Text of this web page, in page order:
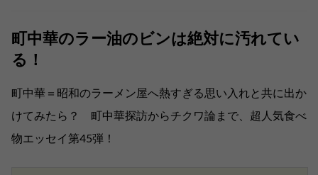
町中華のラー油のビンは絶対に汚れてい
る！
町中華＝昭和のラーメン屋へ熱すぎる思い入れと共に出か
けてみたら？ 町中華探訪からチクワ論まで、超人気食べ
物エッセイ第45弾！